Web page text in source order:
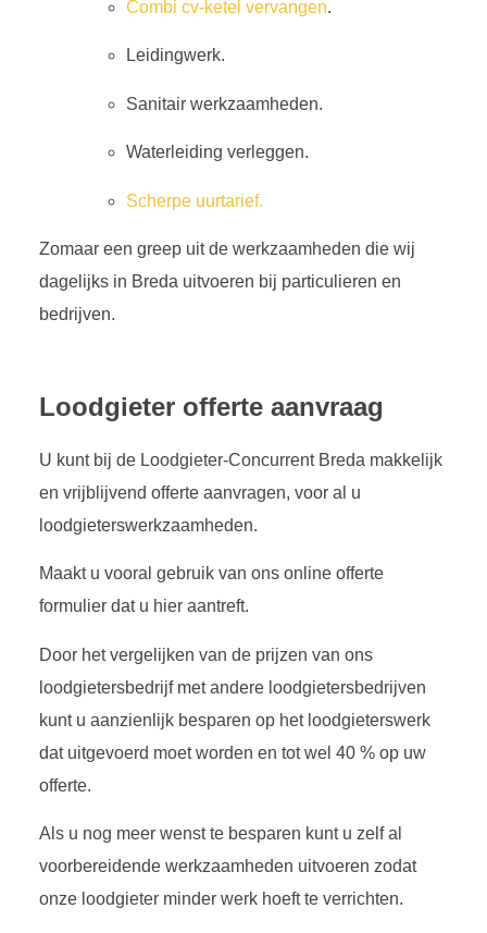
Combi cv-ketel vervangen.
Leidingwerk.
Sanitair werkzaamheden.
Waterleiding verleggen.
Scherpe uurtarief.
Zomaar een greep uit de werkzaamheden die wij
dagelijks in Breda uitvoeren bij particulieren en
bedrijven.
Loodgieter offerte aanvraag
U kunt bij de Loodgieter-Concurrent Breda makkelijk
en vrijblijvend offerte aanvragen, voor al u
loodgieterswerkzaamheden.
Maakt u vooral gebruik van ons online offerte
formulier dat u hier aantreft.
Door het vergelijken van de prijzen van ons
loodgietersbedrijf met andere loodgietersbedrijven
kunt u aanzienlijk besparen op het loodgieterswerk
dat uitgevoerd moet worden en tot wel 40 % op uw
offerte.
Als u nog meer wenst te besparen kunt u zelf al
voorbereidende werkzaamheden uitvoeren zodat
onze loodgieter minder werk hoeft te verrichten.